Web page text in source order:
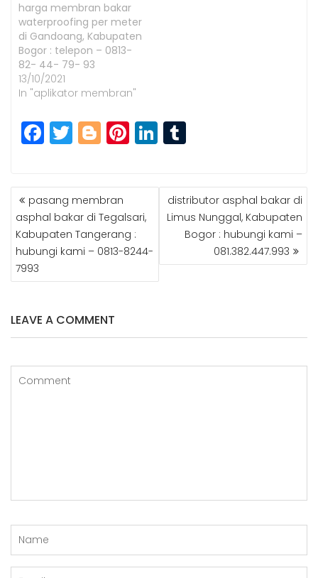
harga membran bakar
waterproofing per meter
di Gandoang, Kabupaten
Bogor : telepon – 0813-
82- 44- 79- 93
13/10/2021
In "aplikator membran"
F
a
c
e
b
o
o
k
T
w
itt
e
r
Bl
o
g
g
e
r
Pi
n
t
r
e
Li
n
k
e
dI
m
bl
r
POST
NAVIGATION
pasang membran
asphal bakar di Tegalsari,
Kabupaten Tangerang :
hubungi kami – 0813-8244-
7993
distributor asphal bakar di
Limus Nunggal, Kabupaten
Bogor : hubungi kami –
081.382.447.993
LEAVE A COMMENT